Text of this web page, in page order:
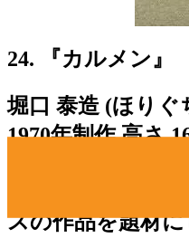
24. 『カルメン』
堀口 泰造 (ほりぐ
1970年制作 高さ
異国情緒をかき
スの作品を題材に